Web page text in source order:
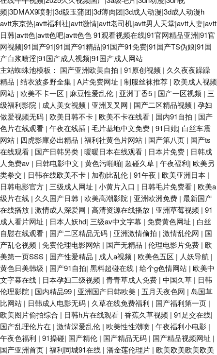
频|3DMAX9喷射|3d版玉蒲团|3d薄肉团|3d成人动漫|3d成人动漫h
avtt东京热|avtt福利社|avtt激情|avtt老司机|avtt男人天堂|avtt人妻|avtt
日韩|avtt色|avtt色吧|avtt色色91观看视频在线|91官网精品亚洲|91官
网视频|91国产91|91国产91精品|91国产91免费|91国产TS伪娘|91国
产白浆喷淫|91国产成人视频|91国产成人网站
主站蜘蛛池模板： 国产亚洲欧美自拍 | 91原创视频 | 久久夜夜躁躁
精品 | 结衣波多野全集 | A片免费网址 | 制服丝袜推荐 | 欧美成人视频
网站 | 欧美不卡一区 | 麻豆性爱乱伦 | 亚洲丁香5 | 国产一区视频 | 三
级福利影院 | 成人美女视频 | 亚洲叉叉网 | 国产二区精品视频 | 孕妇
做爱视频无码 | 欧美日韩不卡 | 欧美不卡在线看 | 国内91自拍 | 国产
色片在线观看 | 午夜在线插 | 毛片基地中文免费 | 91日妣| 白丝车震
网站 | 四虎影庫必出精品 | 福利社黄色片网站 | 国产第八页 | 国产ts
在线观看 | 国产日韩另类 | 暖暖日本在线观看 | 日本片免费 | 日韩成
人免费av | 日韩电影中文 | 黄色污啪啪| 超碰久草 | 午夜福利| 欧美另
类拳交 | 日韩在线欧美不卡 | 加勒比乱伦 | 91午夜 | 欧美亚洲日本 |
日韩电影官方 | 三级成人网址 | 小黄片入口 | 日韩毛片免费看 | 欧美a
级片在线 | 久久国产日韩 | 欧美高潮影院 | 亚洲欧洲免费 | 最新国产
在线播放 | 激情成人深爱网 | 高清资源在线播放 | 亚洲草莓视频 | 91
成人看片网址 | 日本人妖hd| 三级av中文字幕 | 免费黄色网址 | 白丝
自慰在线观看 | 国产二区精品无码 | 亚洲激情偷拍 | 激情乱伦网 | 国
产乱仑视频 | 免费伦理电影网站 | 国产无精品 | 伦理电影片免费 | 欧
美第一页SSS | 国产性爱精品 | 成人a视频 | 欧美色五区 | 人妖导航 |
黄色日美韩级 | 国产91自拍| 黑料超碰在线 | 给个g色情网站 | 欧美中
文字幕在线 | 日本孕妇三级视频 | 青青草成人免费 | 中国久草 | 日韩
伦理影院 | 国内精品99 | 亚洲国产日韩欧美 | 五月天夜色网 | 岛国草
比网站 | 日韩成人电影无码 | 久草在线免费福利 | 国产福利第一页 |
欧美图片偷拍综合 | 日韩h片在线观看 | 香蕉久草视频 | 91足交在线|
国产乱理伦片在 | 激情深爱乱伦 | 欧美性性潮喷 | 午夜福利小电影 |
午夜色福利 | 91操碰| 国产精伦 | 国产精品无码 | 国产精品视频网址 |
国产亚洲首页 | 福利同城91在线 | 潘金莲伦理片 | 欧美欧美欧美欧美